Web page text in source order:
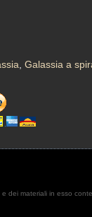
, Galassia a
dei materiali in esso